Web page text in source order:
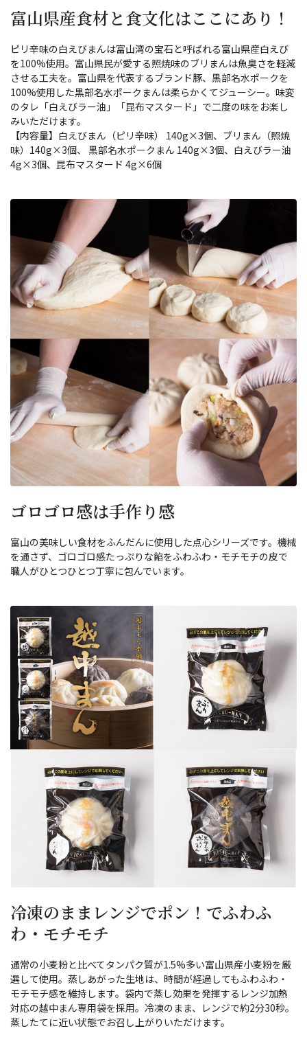
富山県産食材と食文化はここにあり！
ピリ辛味の白えびまんは富山湾の宝石と呼ばれる富山県産白えび
を100%使用。富山県民が愛する照焼味のブリまんは魚臭さを軽減
させる工夫を。富山県を代表するブランド豚、黒部名水ポークを
100%使用した黒部名水ポークまんは柔らかくてジューシー。味変
のタレ「白えびラー油」「昆布マスタード」で二度の味をお楽し
みいただけます。
【内容量】白えびまん（ピリ辛味） 140g×3個、ブリまん（照焼
味）140g×3個、 黒部名水ポークまん 140g×3個、白えびラー油
4g×3個、昆布マスタード 4g×6個
ゴロゴロ感は手作り感
富山の美味しい食材をふんだんに使用した点心シリーズです。機械
を通さず、ゴロゴロ感たっぷりな餡をふわふわ・モチモチの皮で
職人がひとつひとつ丁寧に包んでいます。
冷凍のままレンジでポン！でふわふ
わ・モチモチ
通常の小麦粉と比べてタンパク質が1.5%多い富山県産小麦粉を厳
選して使用。蒸しあがった生地は、時間が経過してもふわふわ・
モチモチ感を維持します。袋内で蒸し効果を発揮するレンジ加熱
対応の越中まん専用袋を採用。冷凍のまま、レンジで約2分30秒。
蒸したてに近い状態でお召し上がりいただけます。